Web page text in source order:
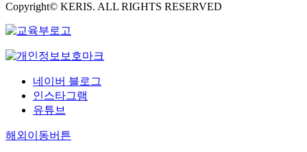
Copyright© KERIS. ALL RIGHTS RESERVED
네이버 블로그
인스타그램
유튜브
해외이동버튼